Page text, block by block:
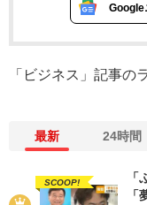
Google
「ビジネス」記事の
最新 24時間
SCOOP!